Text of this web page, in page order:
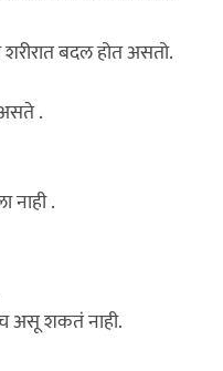
शरीरात बदल होत असतो.
असते .
.
असू शकतं नाही.